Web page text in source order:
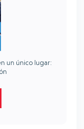
un único lugar: